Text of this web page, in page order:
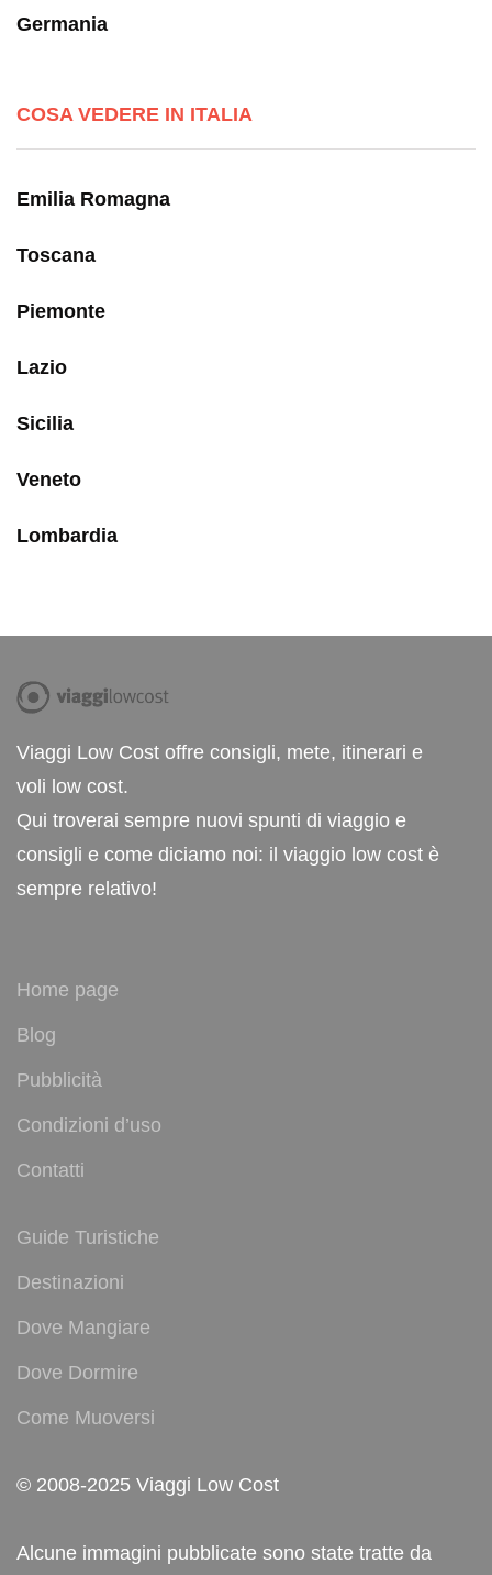
Germania
COSA VEDERE IN ITALIA
Emilia Romagna
Toscana
Piemonte
Lazio
Sicilia
Veneto
Lombardia
Viaggi Low Cost offre consigli, mete, itinerari e
voli low cost.
Qui troverai sempre nuovi spunti di viaggio e
consigli e come diciamo noi: il viaggio low cost è
sempre relativo!
Home page
Blog
Pubblicità
Condizioni d’uso
Contatti
Guide Turistiche
Destinazioni
Dove Mangiare
Dove Dormire
Come Muoversi
© 2008-2025 Viaggi Low Cost
Alcune immagini pubblicate sono state tratte da